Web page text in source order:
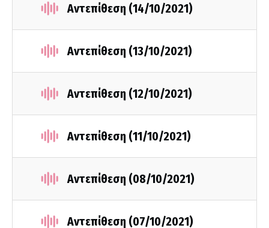
Αντεπίθεση (14/10/2021)
Αντεπίθεση (13/10/2021)
Αντεπίθεση (12/10/2021)
Αντεπίθεση (11/10/2021)
Αντεπίθεση (08/10/2021)
Αντεπίθεση (07/10/2021)